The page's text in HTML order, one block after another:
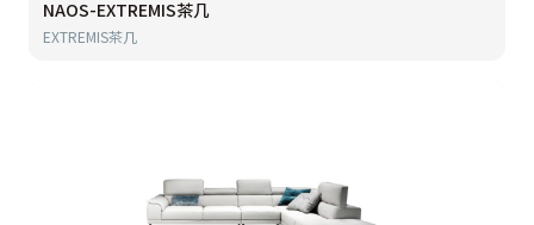
NAOS-EXTREMIS茶几
EXTREMIS茶几